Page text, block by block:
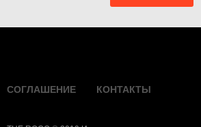
СОГЛАШЕНИЕ КОНТАКТЫ